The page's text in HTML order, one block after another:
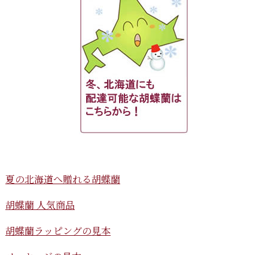
夏の北海道へ贈れる胡蝶蘭
胡蝶蘭 人気商品
胡蝶蘭ラッピングの見本